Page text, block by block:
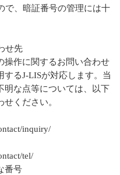
で、暗証番号の管理には十
せ先
操作に関するお問い合わせ
るJ-LISが対応します。当
明な点等については、以下
ください。
inquiry/
tel/
番号